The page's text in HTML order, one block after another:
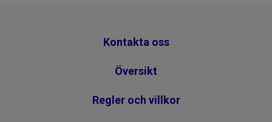
Kontakta oss
Översikt
Regler och villkor